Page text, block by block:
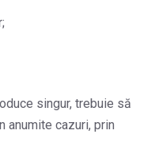
singur, trebuie să
anumite cazuri, prin